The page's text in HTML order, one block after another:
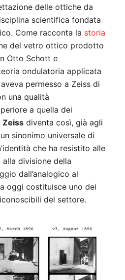
delle ottiche da
scientifica fondata
Come racconta la storia
del vetro ottico prodotto
Otto Schott e
ondulatoria applicata
permesso a Zeiss di
una qualità
a quella dei
Zeiss diventa così, già agli
sinonimo universale di
che ha resistito alle
divisione della
dall’analogico al
oggi costituisce uno dei
del settore.